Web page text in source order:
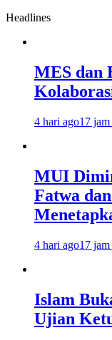
Headlines
MES dan
4 hari ago17 jam
MUI
Fatwa
4 hari ago17 jam
Islam
Ujian